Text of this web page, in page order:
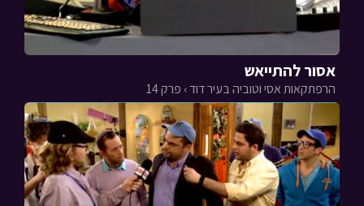
אסור להתייאש
הרפתקאות אסי וטוביה בעיר דוד › פרק 14